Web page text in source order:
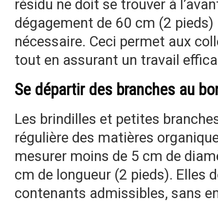
résidu ne doit se trouver à
dégagement de 60 cm (2
nécessaire. Ceci permet aux
tout en assurant un travail
Se départir des branches au
Les brindilles et petites
régulière des matières
mesurer moins de 5 cm de
cm de longueur (2 pieds). Elles
contenants admissibles, sans